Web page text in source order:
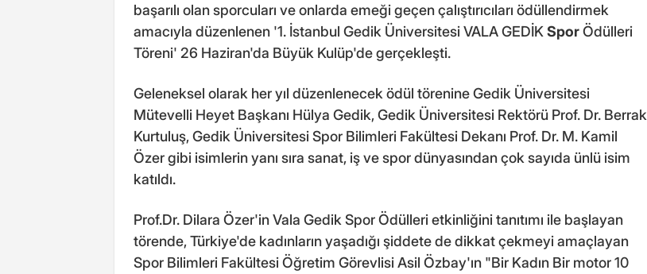
başarılı olan sporcuları ve onlarda emeği geçen çalıştırıcıları ödüllendirmek
amacıyla düzenlenen '1. İstanbul Gedik Üniversitesi VALA GEDİKSporÖdülleri
Töreni' 26 Haziran'da Büyük Kulüp'de gerçekleşti.
Geleneksel olarak her yıl düzenlenecek ödül törenine Gedik Üniversitesi
Mütevelli Heyet Başkanı Hülya Gedik, Gedik Üniversitesi Rektörü Prof. Dr. Berrak
Kurtuluş, Gedik Üniversitesi Spor Bilimleri Fakültesi Dekanı Prof. Dr. M. Kamil
Özer gibi isimlerin yanı sıra sanat, iş ve spor dünyasından çok sayıda ünlü isim
katıldı.
Prof.Dr. Dilara Özer'in Vala Gedik Spor Ödülleri etkinliğini tanıtımı ile başlayan
törende, Türkiye'de kadınların yaşadığı şiddete de dikkat çekmeyi amaçlayan
Spor Bilimleri Fakültesi Öğretim Görevlisi Asil Özbay'ın "Bir Kadın Bir motor 10